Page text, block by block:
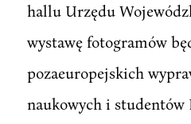
hallu Urzędu
wystawę fotogramów
pozaeuropejskich
naukowych i